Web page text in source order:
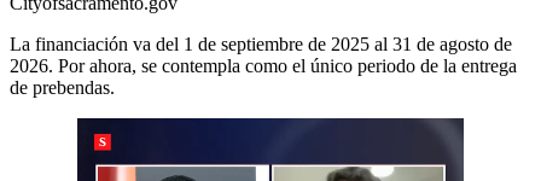
La financiación va del 1 de septiembre de 2025 al 31 de agosto de
2026. Por ahora, se contempla como el único periodo de la entrega
de prebendas.